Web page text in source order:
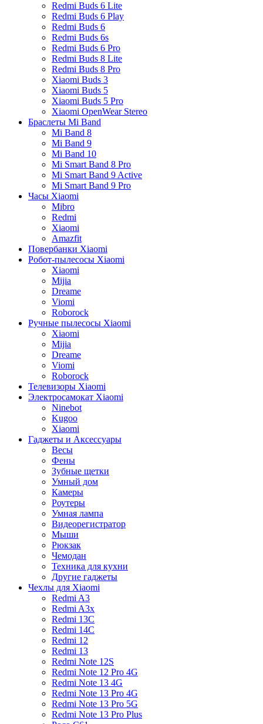
Redmi Buds 6 Lite
Redmi Buds 6 Play
Redmi Buds 6
Redmi Buds 6s
Redmi Buds 6 Pro
Redmi Buds 8 Lite
Redmi Buds 8 Pro
Xiaomi Buds 3
Xiaomi Buds 5
Xiaomi Buds 5 Pro
Xiaomi OpenWear Stereo
Браслеты Mi Band
Mi Band 8
Mi Band 9
Mi Band 10
Mi Smart Band 8 Pro
Mi Smart Band 9 Active
Mi Smart Band 9 Pro
Часы Xiaomi
Mibro
Redmi
Xiaomi
Amazfit
Повербанки Xiaomi
Робот-пылесосы Xiaomi
Xiaomi
Mijia
Dreame
Viomi
Roborock
Ручные пылесосы Xiaomi
Xiaomi
Mijia
Dreame
Viomi
Roborock
Телевизоры Xiaomi
Электросамокат Xiaomi
Ninebot
Kugoo
Xiaomi
Гаджеты и Аксессуары
Весы
Фены
Зубные щетки
Умный дом
Камеры
Роутеры
Умная лампа
Видеорегистратор
Мыши
Рюкзак
Чемодан
Техника для кухни
Другие гаджеты
Чехлы для Xiaomi
Redmi A3
Redmi A3x
Redmi 13C
Redmi 14C
Redmi 12
Redmi 13
Redmi Note 12S
Redmi Note 12 Pro 4G
Redmi Note 13 4G
Redmi Note 13 Pro 4G
Redmi Note 13 Pro 5G
Redmi Note 13 Pro Plus